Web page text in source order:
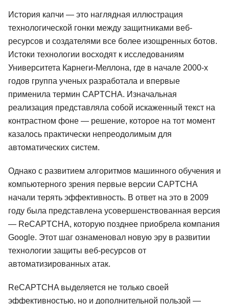
История капчи — это наглядная иллюстрация
технологической гонки между защитниками веб-
ресурсов и создателями все более изощренных ботов.
Истоки технологии восходят к исследованиям
Университета Карнеги-Меллона, где в начале 2000-х
годов группа ученых разработала и впервые
применила термин CAPTCHA. Изначальная
реализация представляла собой искаженный текст на
контрастном фоне — решение, которое на тот момент
казалось практически непреодолимым для
автоматических систем.
Однако с развитием алгоритмов машинного обучения и
компьютерного зрения первые версии CAPTCHA
начали терять эффективность. В ответ на это в 2009
году была представлена усовершенствованная версия
— ReCAPTCHA, которую позднее приобрела компания
Google. Этот шаг ознаменовал новую эру в развитии
технологии защиты веб-ресурсов от
автоматизированных атак.
ReCAPTCHA выделяется не только своей
эффективностью, но и дополнительной пользой —